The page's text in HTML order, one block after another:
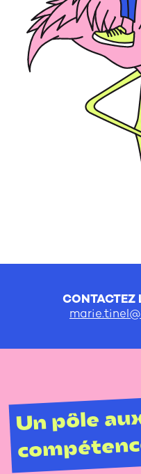
CONTACTEZ
Un pôle